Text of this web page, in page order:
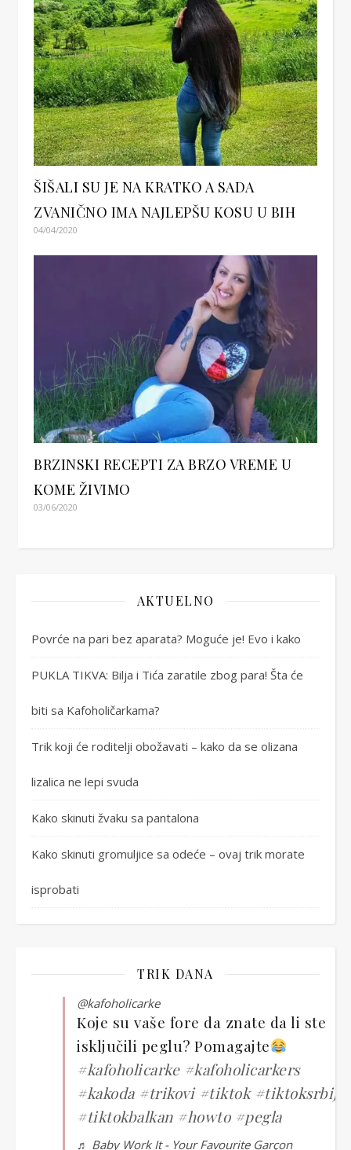
ŠIŠALI SU JE NA KRATKO A SADA
ZVANIČNO IMA NAJLEPŠU KOSU U BIH
04/04/2020
BRZINSKI RECEPTI ZA BRZO VREME U
KOME ŽIVIMO
03/06/2020
AKTUELNO
Povrće na pari bez aparata? Moguće je! Evo i kako
PUKLA TIKVA: Bilja i Tića zaratile zbog para! Šta će
biti sa Kafoholičarkama?
Trik koji će roditelji obožavati – kako da se olizana
lizalica ne lepi svuda
Kako skinuti žvaku sa pantalona
Kako skinuti gromuljice sa odeće – ovaj trik morate
isprobati
TRIK DANA
@kafoholicarke
Koje su vaše fore da znate da li ste
isključili peglu? Pomagajte
#kafoholicarke #kafoholicarkers
#kakoda #trikovi #tiktok #tiktoksrbija
#tiktokbalkan #howto #pegla
♬ Baby Work It - Your Favourite Garçon